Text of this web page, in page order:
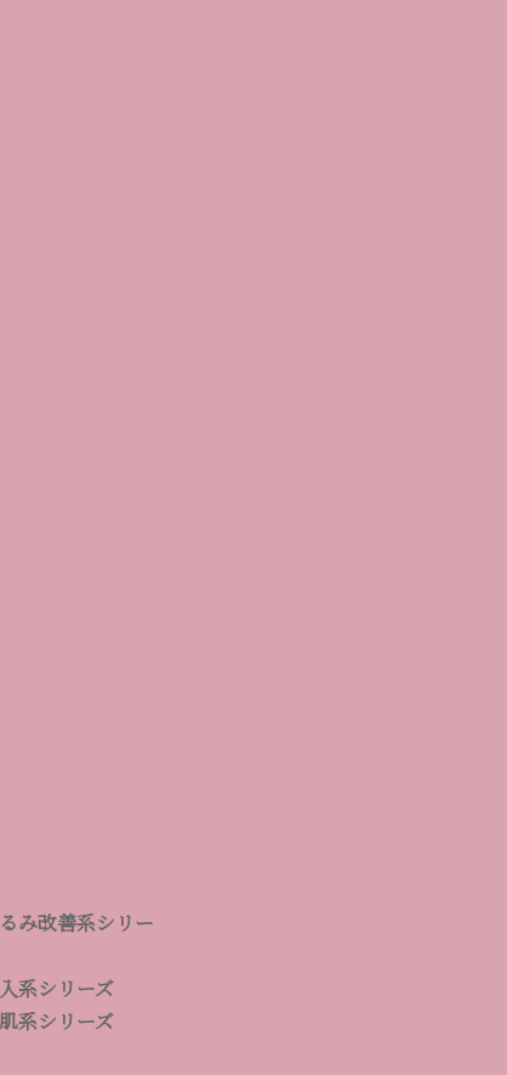
み改善系シリー
系シリーズ
系シリーズ